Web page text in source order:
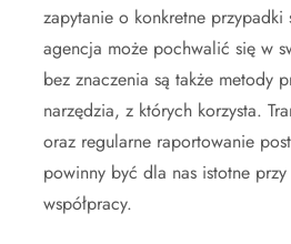
zapytanie o konkretne przypadki
agencja może pochwalić się w
bez znaczenia są także metody
narzędzia, z których korzysta.
oraz regularne raportowanie
powinny być dla nas istotne
współpracy.